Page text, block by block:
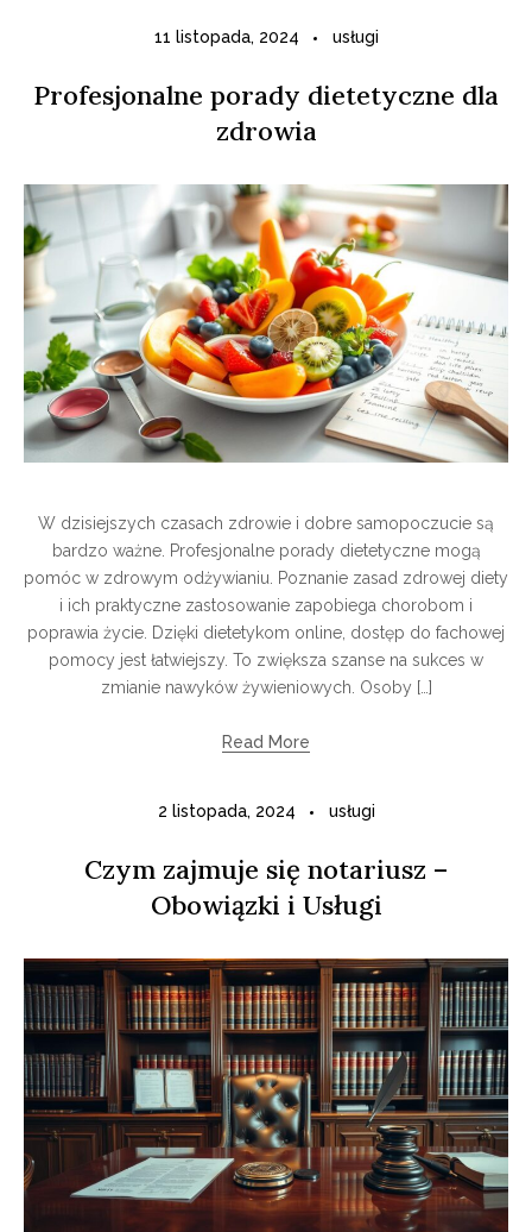
11 listopada, 2024 usługi
Profesjonalne porady dietetyczne dla
zdrowia
W dzisiejszych czasach zdrowie i dobre samopoczucie są
bardzo ważne. Profesjonalne porady dietetyczne mogą
pomóc w zdrowym odżywianiu. Poznanie zasad zdrowej diety
i ich praktyczne zastosowanie zapobiega chorobom i
poprawia życie. Dzięki dietetykom online, dostęp do fachowej
pomocy jest łatwiejszy. To zwiększa szanse na sukces w
zmianie nawyków żywieniowych. Osoby […]
Read More
2 listopada, 2024 usługi
Czym zajmuje się notariusz –
Obowiązki i Usługi